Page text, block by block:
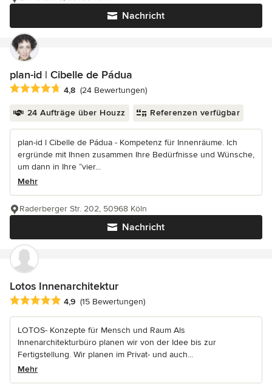
Nachricht
plan-id | Cibelle de Pádua
Durchschnittliche Bewertung: 4.8 von 5 Sternen
4,8 (24 Bewertungen)
24 Aufträge über Houzz Referenzen verfügbar
plan-id l Cibelle de Pádua - Kompetenz für Innenräume. Ich
ergründe mit Ihnen zusammen Ihre Bedürfnisse und Wünsche,
um dann in Ihre “vier...
Mehr
Nachricht
Raderberger Str. 202, 50968 Köln
Lotos Innenarchitektur
Durchschnittliche Bewertung: 4.9 von 5 Sternen
4,9 (15 Bewertungen)
LOTOS- Konzepte für Mensch und Raum Als
Innenarchitekturbüro planen wir von der Idee bis zur
Fertigstellung. Wir planen im Privat- und auch...
Mehr